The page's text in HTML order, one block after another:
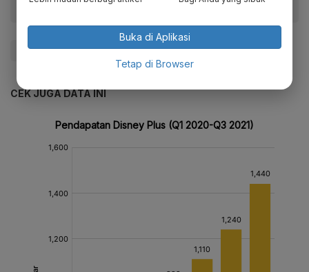
#Zigi
CEK JUGA DATA INI
Buka di Aplikasi
Tetap di Browser